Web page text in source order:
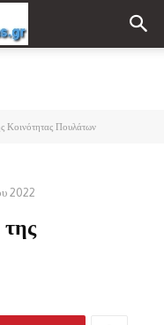
Κοινότητας Πουλάτων
2022